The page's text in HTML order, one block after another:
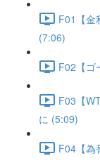
F01【金
(7:06)
F02【ゴ
F03【
に (5:09)
F04【為